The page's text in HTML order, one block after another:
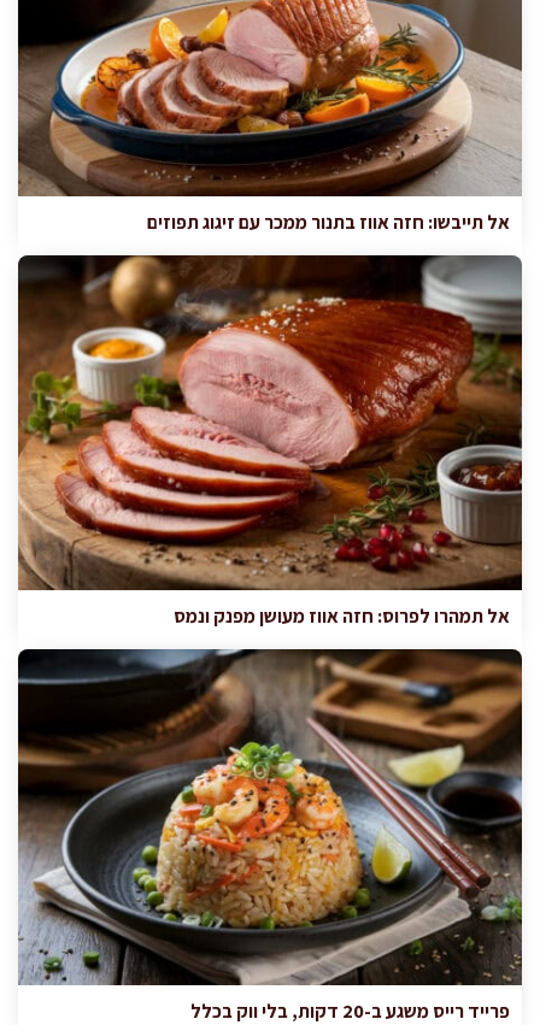
אל תייבשו: חזה אווז בתנור ממכר עם זיגוג תפוזים
אל תמהרו לפרוס: חזה אווז מעושן מפנק ונמס
פרייד רייס משגע ב-20 דקות, בלי ווק בכלל